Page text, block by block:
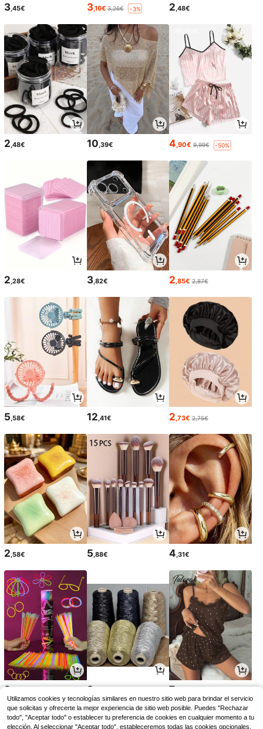
3 ,45€ 3,16€ 3,26€ -3% 2 ,48€
2,48€ 10,39€ 4,90€ 9,99€ -50%
2,28€ 3,82€ 2,85€ 2,87€
5 ,58€ 12 ,41€ 2 ,73€ 2,75€
2,58€ 5,88€ 4,31€
2 3 7
Utilizamos cookies y tecnologías similares en nuestro sitio web para brindar el servicio
que solicitas y ofrecerte la mejor experiencia de sitio web posible. Puedes "Rechazar
todo", "Aceptar todo" o establecer tu preferencia de cookies en cualquier momento a tu
elección. Al seleccionar "Aceptar todo", estableceremos todas las cookies opcionales,